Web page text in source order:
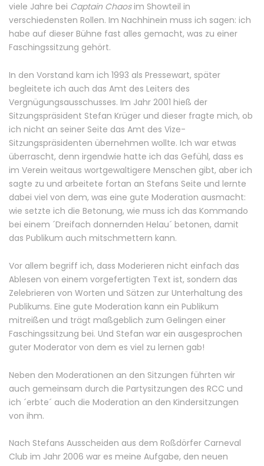
viele Jahre bei Captain Chaosim Showteil in
verschiedensten Rollen. Im Nachhinein muss ich sagen: ich
habe auf dieser Bühne fast alles gemacht, was zu einer
Faschingssitzung gehört.
In den Vorstand kam ich 1993 als Pressewart, später
begleitete ich auch das Amt des Leiters des
Vergnügungsausschusses. Im Jahr 2001 hieß der
Sitzungspräsident Stefan Krüger und dieser fragte mich, ob
ich nicht an seiner Seite das Amt des Vize-
Sitzungspräsidenten übernehmen wollte. Ich war etwas
überrascht, denn irgendwie hatte ich das Gefühl, dass es
im Verein weitaus wortgewaltigere Menschen gibt, aber ich
sagte zu und arbeitete fortan an Stefans Seite und lernte
dabei viel von dem, was eine gute Moderation ausmacht:
wie setzte ich die Betonung, wie muss ich das Kommando
bei einem ´Dreifach donnernden Helau´ betonen, damit
das Publikum auch mitschmettern kann.
Vor allem begriff ich, dass Moderieren nicht einfach das
Ablesen von einem vorgefertigten Text ist, sondern das
Zelebrieren von Worten und Sätzen zur Unterhaltung des
Publikums. Eine gute Moderation kann ein Publikum
mitreißen und trägt maßgeblich zum Gelingen einer
Faschingssitzung bei. Und Stefan war ein ausgesprochen
guter Moderator von dem es viel zu lernen gab!
Neben den Moderationen an den Sitzungen führten wir
auch gemeinsam durch die Partysitzungen des RCC und
ich ´erbte´ auch die Moderation an den Kindersitzungen
von ihm.
Nach Stefans Ausscheiden aus dem Roßdörfer Carneval
Club im Jahr 2006 war es meine Aufgabe, den neuen